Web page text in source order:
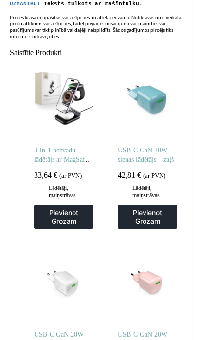
UZMANĪBU! Teksts tulkots ar mašīntulku.
Preces krāsa un īpašības var atšķirties no attēlā redzamā. Noliktavas un e-veikala
preču atlikums var atšķirties, tādēļ piegādes nosacījumi var mainīties vai
pasūtījums var tikt pilnībā vai daļēji neizpildīts. Šādos gadījumos pircējs tiks
informēts nekavējoties.
Saistītie Produkti
3-in-1 bezvadu
lādētājs ar MagSafe
tehnoloģiju Apple
Watch AirPods
viedtālrunim – melns
33,64 € (ar PVN)
Lādētāji,
maiņstrāvas
Pievienot
Grozam
USB-C GaN 20W
sienas lādētājs – zaļš
42,81€ (ar PVN)
Lādētāji,
maiņstrāvas
Pievienot
Grozam
USB-C GaN 20W
USB-C GaN 20W